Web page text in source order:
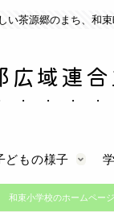
い茶源郷のまち、和
広域連
どもの様子
和束小学校のホームペー